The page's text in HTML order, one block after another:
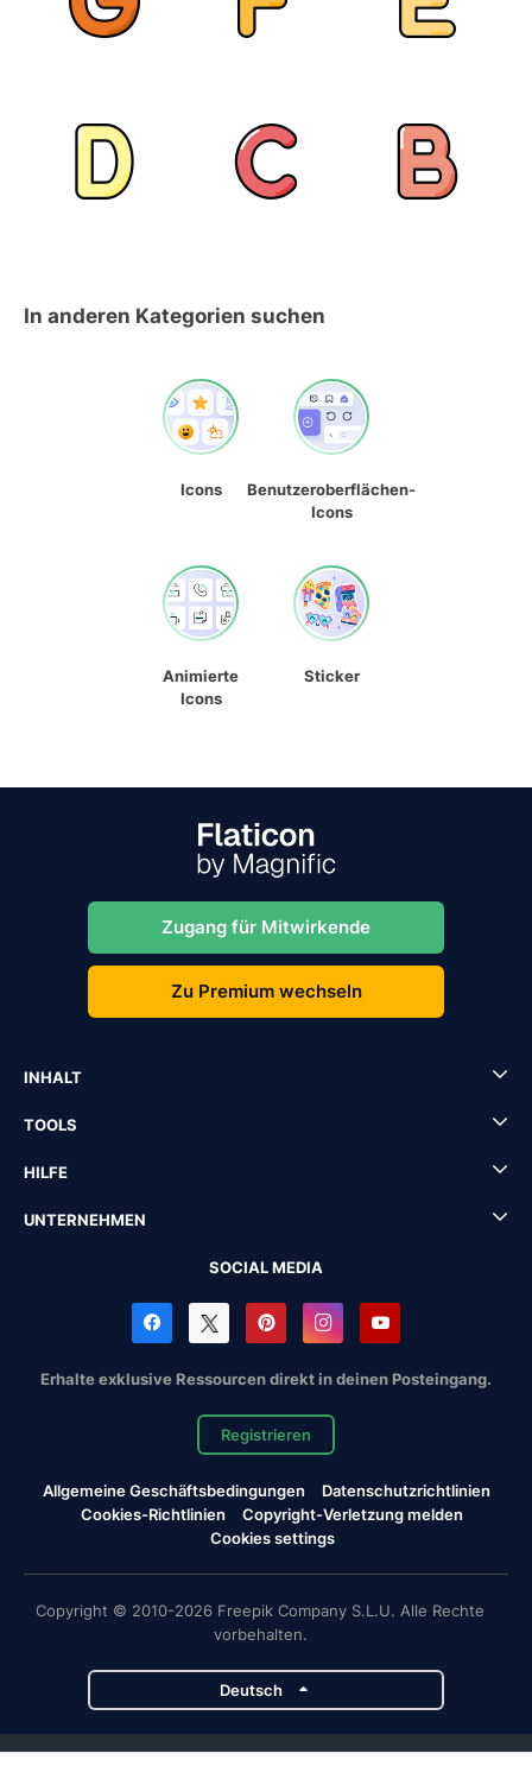
In anderen Kategorien suchen
Icons
Benutzeroberflächen-
Icons
Animierte
Icons
Sticker
Zugang für Mitwirkende
Zu Premium wechseln
INHALT
TOOLS
HILFE
UNTERNEHMEN
SOCIAL MEDIA
Erhalte exklusive Ressourcen direkt in deinen Posteingang.
Registrieren
Allgemeine Geschäftsbedingungen
Datenschutzrichtlinien
Cookies-Richtlinien
Copyright-Verletzung melden
Cookies settings
Copyright © 2010-2026 Freepik Company S.L.U. Alle Rechte
vorbehalten.
Deutsch